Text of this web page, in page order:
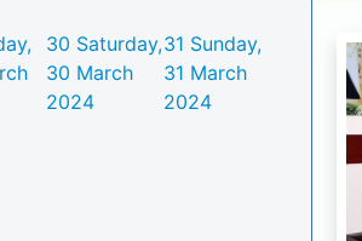
30 Saturday,
30 March
2024
31 Sunday,
31 March
2024